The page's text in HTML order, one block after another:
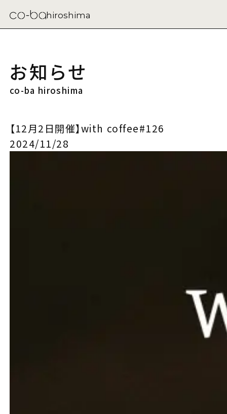
hiroshima
お知らせ
co-ba hiroshima
【12月2日開催】with coffee#126
2024/11/28